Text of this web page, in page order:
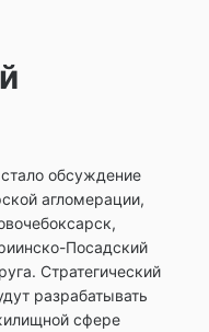
обсуждение
агломерации,
Посадский
Стратегический
разрабатывать
сфере